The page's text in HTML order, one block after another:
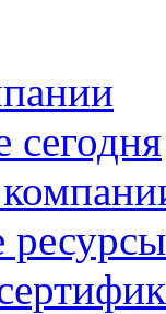
сегодня